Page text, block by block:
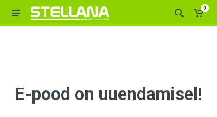
0
E-pood on uuendamisel!